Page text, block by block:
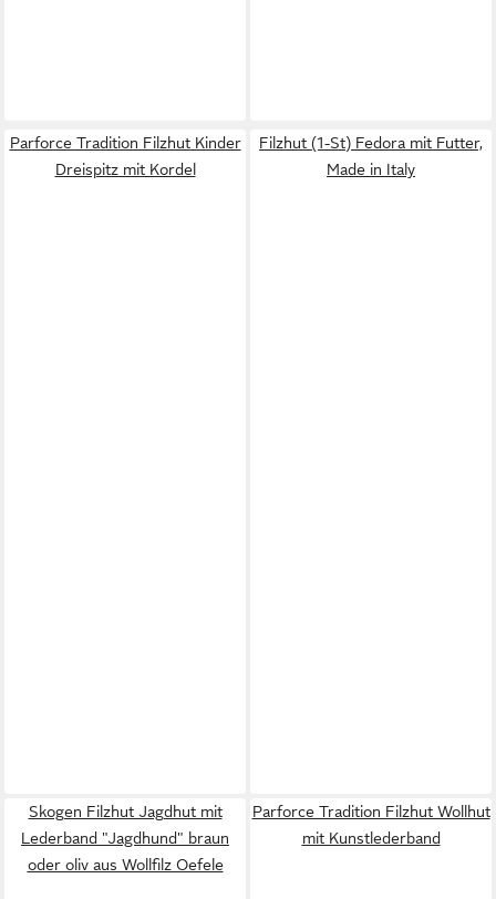
Parforce Tradition Filzhut Kinder
Dreispitz mit Kordel
Filzhut (1-St) Fedora mit Futter,
Made in Italy
Skogen Filzhut Jagdhut mit
Lederband "Jagdhund" braun
oder oliv aus Wollfilz Oefele
Parforce Tradition Filzhut Wollhut
mit Kunstlederband